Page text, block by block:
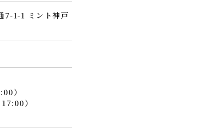
7-1-1 ミント神戸
）
）